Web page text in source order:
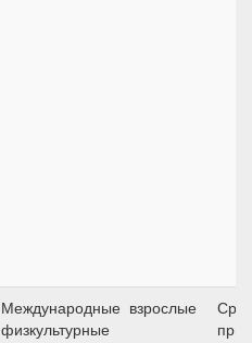
Международные
физкультурные
взрослые